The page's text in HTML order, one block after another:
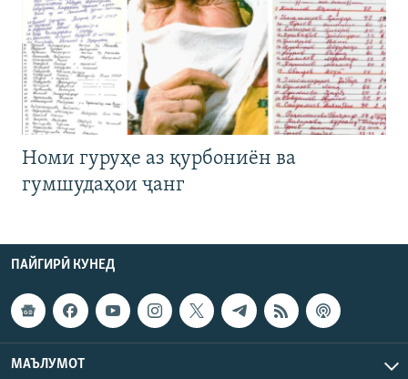
Номи гуруҳе аз қурбониён ва
гумшудаҳои ҷанг
ПАЙГИРӢ КУНЕД
МАЪЛУМОТ